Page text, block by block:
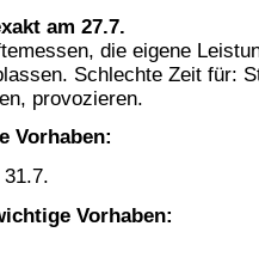
am 27.7.
die eigene
Schlechte Zeit für:
provozieren.
Vorhaben:
Vorhaben: